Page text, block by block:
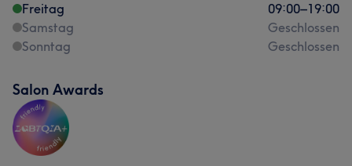
Freitag
09:00–19:00
Samstag
Geschlossen
Sonntag
Geschlossen
Salon Awards